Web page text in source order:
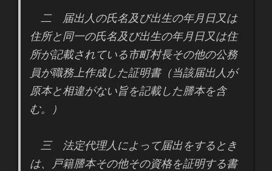
二 届出人の氏名及び出生の年月日又は
住所と同一の氏名及び出生の年月日又は住
所が記載されている市町村長その他の公務
員が職務上作成した証明書（当該届出人が
原本と相違がない旨を記載した謄本を含
む。）
三 法定代理人によって届出をするとき
は、戸籍謄本その他その資格を証明する書